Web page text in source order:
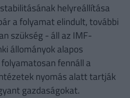
helyreállítása
a folyamat elindult, további
szükség - áll az IMF-
állományok alapos
fennáll a
nyomás alatt tartják
gazdaságokat.